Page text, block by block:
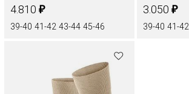
4.810 ₽
39-40 41-42 43-44 45-46
3.050 ₽
39-40 41-42